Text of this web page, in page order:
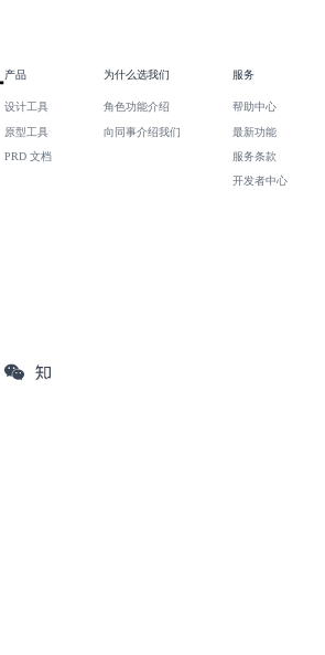
产品
设计工具
原型工具
PRD 文档
为什么选我们
角色功能介绍
向同事介绍我们
服务
帮助中心
最新功能
服务条款
开发者中心